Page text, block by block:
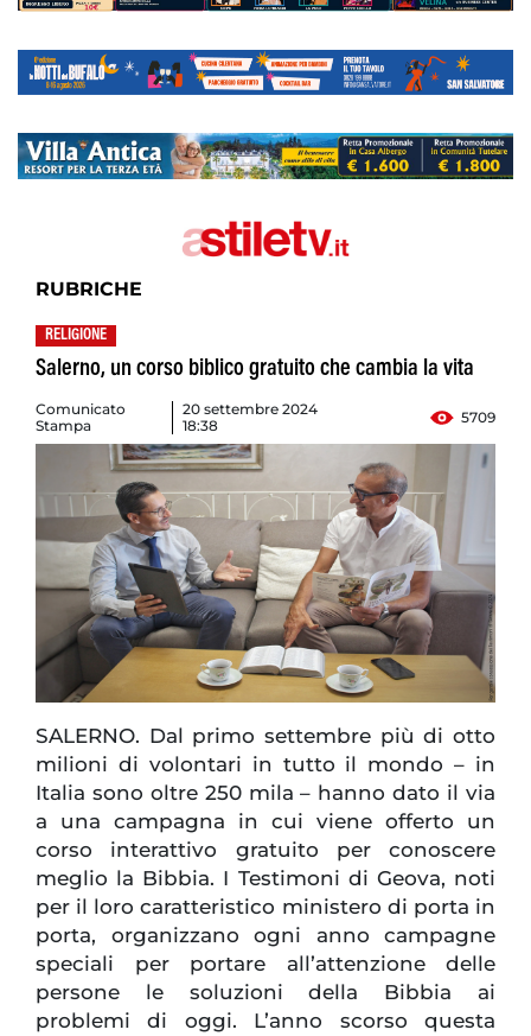
RUBRICHE
RELIGIONE
Salerno, un corso biblico gratuito che cambia la vita
Comunicato
Stampa
20 settembre 2024
18:38
5709
SALERNO. Dal primo settembre più di otto
milioni di volontari in tutto il mondo – in
Italia sono oltre 250 mila – hanno dato il via
a una campagna in cui viene offerto un
corso interattivo gratuito per conoscere
meglio la Bibbia. I Testimoni di Geova, noti
per il loro caratteristico ministero di porta in
porta, organizzano ogni anno campagne
speciali per portare all’attenzione delle
persone le soluzioni della Bibbia ai
problemi di oggi. L’anno scorso questa